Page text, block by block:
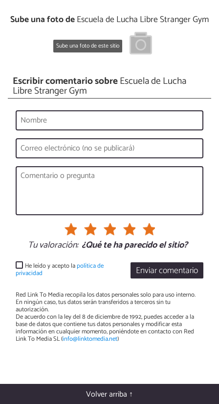
Sube una foto deEscuela de Lucha Libre Stranger Gym
Sube una foto de este sitio
Escribir comentario sobreEscuela de Lucha
Libre Stranger Gym
Tu valoración: ¿Qué te ha parecido el sitio?
Enviar comentario
He leído y acepto lapolítica de
privacidad
Red Link To Media recopila los datos personales solo para uso interno.
En ningún caso, tus datos serán transferidos a terceros sin tu
autorización.
De acuerdo con la ley del 8 de diciembre de 1992, puedes acceder a la
base de datos que contiene tus datos personales y modificar esta
información en cualquier momento, poniéndote en contacto con Red
Link To Media SL (info@linktomedia.net)
Volver arriba ↑